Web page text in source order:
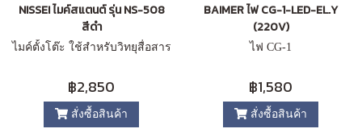
NISSEI ไมค์สแตนต์ รุ่น NS-508
สีดำ
ไมค์ตั้งโต๊ะ ใช้สำหรับวิทยุสื่อสาร
฿2,850
สั่งซื้อสินค้า
BAIMER ไฟ CG-1-LED-EL.Y
(220V)
ไฟ CG-1
฿1,580
สั่งซื้อสินค้า